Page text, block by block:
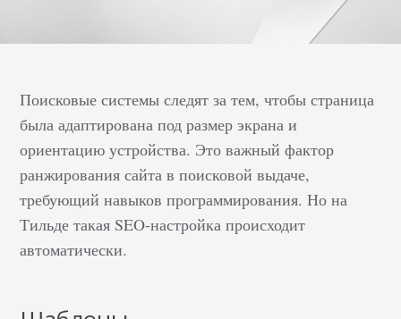
Поисковые системы следят за тем, чтобы страница
была адаптирована под размер экрана и
ориентацию устройства. Это важный фактор
ранжирования сайта в поисковой выдаче,
требующий навыков программирования. Но на
Тильде такая SEO-настройка происходит
автоматически.